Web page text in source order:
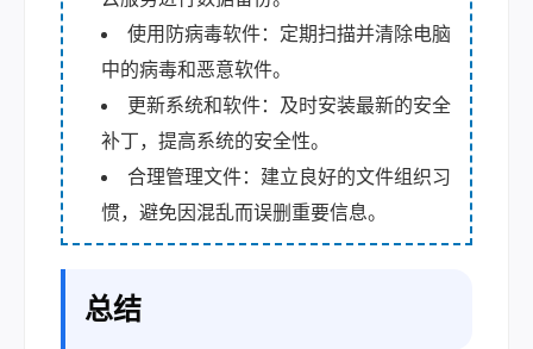
使用防病毒软件：定期扫描并清除电脑
中的病毒和恶意软件。
更新系统和软件：及时安装最新的安全
补丁，提高系统的安全性。
合理管理文件：建立良好的文件组织习
惯，避免因混乱而误删重要信息。
总结